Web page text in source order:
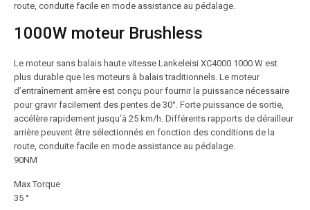
route, conduite facile en mode assistance au pédalage.
1000W moteur Brushless
Le moteur sans balais haute vitesse Lankeleisi XC4000 1000 W est
plus durable que les moteurs à balais traditionnels. Le moteur
d’entraînement arrière est conçu pour fournir la puissance nécessaire
pour gravir facilement des pentes de 30°. Forte puissance de sortie,
accélère rapidement jusqu’à 25 km/h. Différents rapports de dérailleur
arrière peuvent être sélectionnés en fonction des conditions de la
route, conduite facile en mode assistance au pédalage.
90NM
Max Torque
35 °